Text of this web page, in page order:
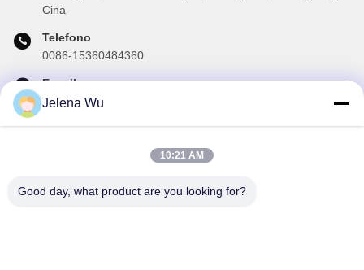
Cina
Telefono
0086-15360484360
E-mail
brake02@teibrakes.com
Iscriviti alla nostra newsletter per sconti e altro.
Jelena Wu
10:21 AM
Good day, what product are you looking for?